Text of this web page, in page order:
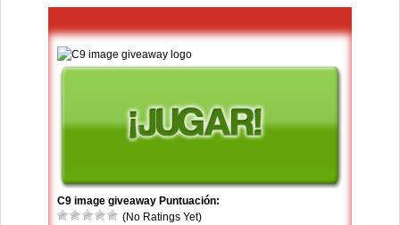
C9 image giveaway Puntuación:
(No Ratings Yet)